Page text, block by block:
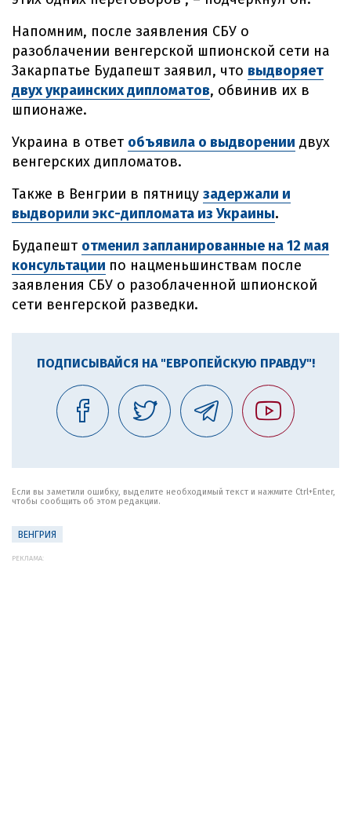
Напомним, после заявления СБУ о
разоблачении венгерской шпионской сети на
Закарпатье Будапешт заявил, что выдворяет
двух украинских дипломатов, обвинив их в
шпионаже.
Украина в ответ объявила о выдворении двух
венгерских дипломатов.
Также в Венгрии в пятницу задержали и
выдворили экс-дипломата из Украины.
Будапешт отменил запланированные на 12 мая
консультации по нацменьшинствам после
заявления СБУ о разоблаченной шпионской
сети венгерской разведки.
ПОДПИСЫВАЙСЯ НА "ЕВРОПЕЙСКУЮ ПРАВДУ"!
Если вы заметили ошибку, выделите необходимый текст и нажмите Ctrl+Enter,
чтобы сообщить об этом редакции.
ВЕНГРИЯ
РЕКЛАМА: